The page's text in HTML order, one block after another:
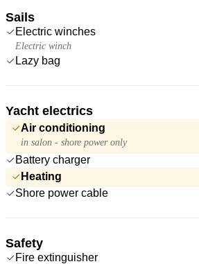
Sails
Electric winches
Electric winch
Lazy bag
Yacht electrics
Air conditioning
in salon - shore power only
Battery charger
Heating
Shore power cable
Safety
Fire extinguisher